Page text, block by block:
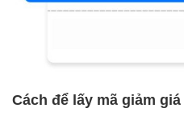
Cách để lấy mã giảm